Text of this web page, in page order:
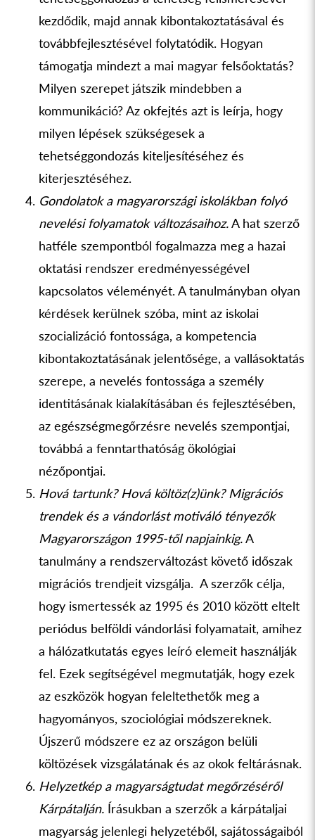
kezdődik, majd annak kibontakoztatásával és
továbbfejlesztésével folytatódik. Hogyan
támogatja mindezt a mai magyar felsőoktatás?
Milyen szerepet játszik mindebben a
kommunikáció? Az okfejtés azt is leírja, hogy
milyen lépések szükségesek a
tehetséggondozás kiteljesítéséhez és
kiterjesztéséhez.
Gondolatok a magyarországi iskolákban folyó
nevelési folyamatok változásaihoz.A hat szerző
hatféle szempontból fogalmazza meg a hazai
oktatási rendszer eredményességével
kapcsolatos véleményét. A tanulmányban olyan
kérdések kerülnek szóba, mint az iskolai
szocializáció fontossága, a kompetencia
kibontakoztatásának jelentősége, a vallásoktatás
szerepe, a nevelés fontossága a személy
identitásának kialakításában és fejlesztésében,
az egészségmegőrzésre nevelés szempontjai,
továbbá a fenntarthatóság ökológiai
nézőpontjai.
Hová tartunk? Hová költöz(z)ünk? Migrációs
trendek és a vándorlást motiváló tényezők
Magyarországon 1995-től napjainkig.A
tanulmány a rendszerváltozást követő időszak
migrációs trendjeit vizsgálja. A szerzők célja,
hogy ismertessék az 1995 és 2010 között eltelt
periódus belföldi vándorlási folyamatait, amihez
a hálózatkutatás egyes leíró elemeit használják
fel. Ezek segítségével megmutatják, hogy ezek
az eszközök hogyan feleltethetők meg a
hagyományos, szociológiai módszereknek.
Újszerű módszere ez az országon belüli
költözések vizsgálatának és az okok feltárásnak.
Helyzetkép a magyarságtudat megőrzéséről
Kárpátalján. Írásukban a szerzők a kárpátaljai
magyarság jelenlegi helyzetéből, sajátosságaiból